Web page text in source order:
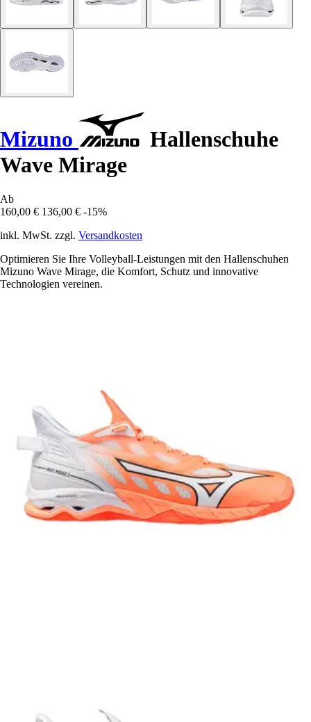
Mizuno
Hallenschuhe
Wave Mirage
Ab
160,00 € 136,00 € -15%
inkl. MwSt. zzgl. Versandkosten
Optimieren Sie Ihre Volleyball-Leistungen mit den Hallenschuhen
Mizuno Wave Mirage, die Komfort, Schutz und innovative
Technologien vereinen.